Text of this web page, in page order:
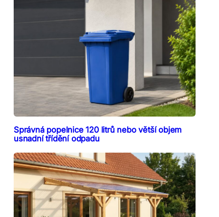
Správná popelnice 120 litrů nebo větší objem
usnadní třídění odpadu